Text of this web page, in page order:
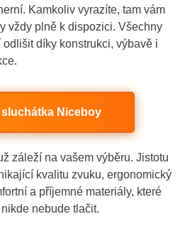
Kamkoliv vyrazíte, tam vám
vždy plně k dispozici. Všechny
díky konstrukci, výbavě i
Niceboy
záleží na vašem výběru. Jistotu
kvalitu zvuku, ergonomický
a příjemné materiály, které
nebude tlačit.